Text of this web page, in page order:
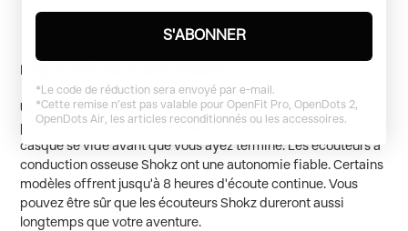
Un autre facteur qui tue le plaisir de faire de l'exercice en
plein air ou de partir à l'aventure est que la batterie de votre
casque se vide avant que vous ayez terminé. Les écouteurs à
conduction osseuse Shokz ont une autonomie fiable. Certains
modèles offrent jusqu'à 8 heures d'écoute continue. Vous
pouvez être sûr que les écouteurs Shokz dureront aussi
longtemps que votre aventure.
S'ABONNER
*Le code de réduction sera envoyé par e-mail.
*Cette remise n’est pas valable pour OpenFit Pro, OpenDots 2,
OpenDots Air, les articles ​reconditionnés ou les accessoires.